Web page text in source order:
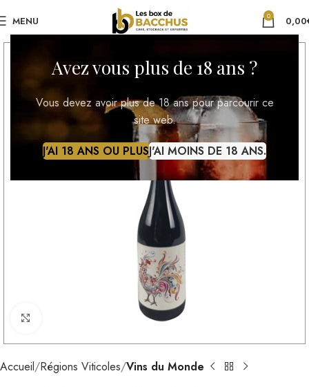
Avez vous plus de 18 ans ?
Vous devez avoir plus de 18 ans pour parcourir ce
site web.
J'AI 18 ANS OU PLUSJ'AI MOINS DE 18 ANS.
MENU 0 0,00
Cliquez pour agrandir
Accueil Régions Viticoles Vins du Monde